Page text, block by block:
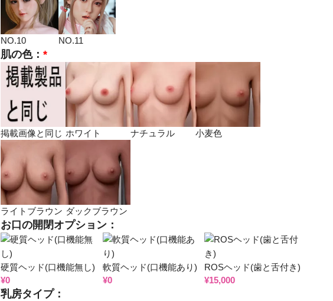
NO.10 NO.11
*
肌の色：
掲載画像と同じ ホワイト ナチュラル 小麦色
ライトブラウン ダックブラウン
お口の開閉オプション：
硬質ヘッド(口機能無し)
¥0
軟質ヘッド(口機能あり)
¥0
ROSヘッド(歯と舌付き)
¥15,000
乳房タイプ：